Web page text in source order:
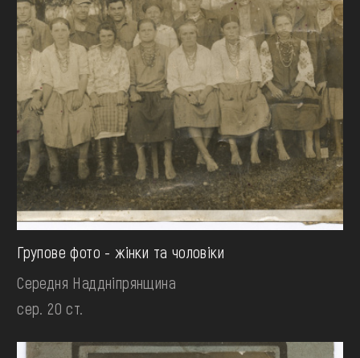
Групове фото - жінки та чоловіки
Середня Наддніпрянщина
сер. 20 ст.